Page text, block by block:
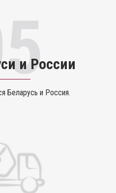
и России
Беларусь и Россия.